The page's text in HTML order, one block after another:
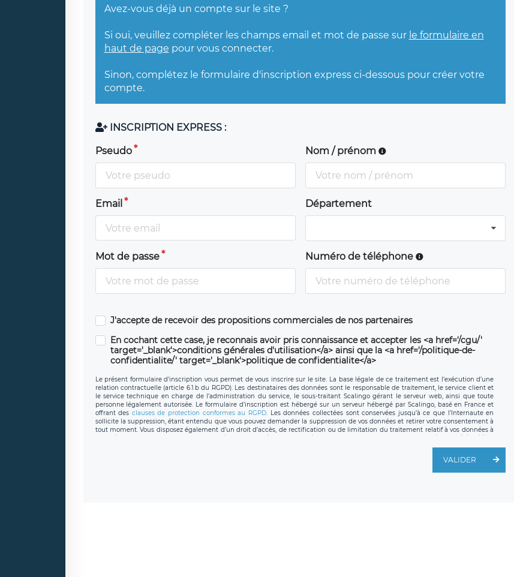
Avez-vous déjà un compte sur le site ?
Si oui, veuillez compléter les champs email et mot de passe sur le formulaire en
haut de page pour vous connecter.
Sinon, complétez le formulaire d'inscription express ci-dessous pour créer votre
compte.
INSCRIPTION EXPRESS :
Pseudo Nom / prénom
Email Département
Mot de passe Numéro de téléphone
J'accepte de recevoir des propositions commerciales de nos partenaires
En cochant cette case, je reconnais avoir pris connaissance et accepter les <a href='/cgu/'
target='_blank'>conditions générales d'utilisation</a> ainsi que la <a href='/politique-de-
confidentialite/' target='_blank'>politique de confidentialite</a>
Le présent formulaire d’inscription vous permet de vous inscrire sur le site. La base légale de ce traitement est l’exécution d’une
relation contractuelle (article 6.1.b du RGPD). Les destinataires des données sont le responsable de traitement, le service client et
le service technique en charge de l’administration du service, le sous-traitant Scalingo gérant le serveur web, ainsi que toute
personne légalement autorisée. Le formulaire d’inscription est hébergé sur un serveur hébergé par Scalingo, basé en France et
offrant des clauses de protection conformes au RGPD. Les données collectées sont conservées jusqu’à ce que l’Internaute en
sollicite la suppression, étant entendu que vous pouvez demander la suppression de vos données et retirer votre consentement à
tout moment. Vous disposez également d’un droit d’accès, de rectification ou de limitation du traitement relatif à vos données à
caractère personnel, ainsi que d’un droit à la portabilité de vos données. Vous pouvez exercer ces droits auprès du délégué à la
protection des données de LÉGAVOX qui exerce au siège social de LÉGAVOX et est joignable à l’adresse mail suivante :
joignable à l’adresse mail : responsabledetraitement@legavox.fr. Vous avez également le droit d’introduire une réclamation
VALIDER